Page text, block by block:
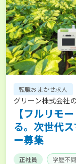
転職おまかせ求人
グリーン株式会社
【フルリモ
る。次世代
ー募集
正社員 学歴不問